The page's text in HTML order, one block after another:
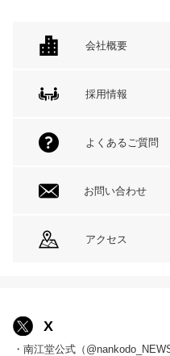
会社概要
採用情報
よくあるご質問
お問い合わせ
アクセス
X
・南江堂公式（@nankodo_NEWS